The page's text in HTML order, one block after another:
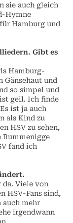
sie auch gleich
Hymne
Hamburg und
Gibt es
Hamburg-
Gänsehaut und
so simpel und
geil. Ich finde
ist ja auch
als Kind zu
HSV zu sehen,
Rummenigge
fand ich
Viele von
HSV-Fans sind,
auch mehr
irgendwann